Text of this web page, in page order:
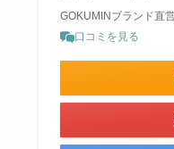
GOKUMINブランド直
口コミを見る